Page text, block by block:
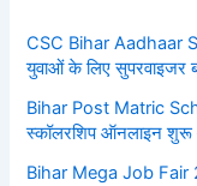
CSC Bihar Aadhaar
युवाओं के लिए
Bihar Post Matric
स्कॉलरशिप ऑनलाइन
Bihar Mega Job Fair